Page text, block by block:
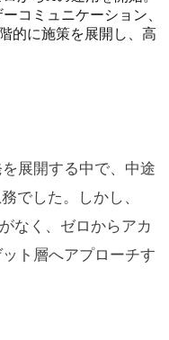
コミュニケーション、
的に施策を展開し、高
展開する中で、中途
でした。しかし、
なく、ゼロからアカ
ト層へアプローチす